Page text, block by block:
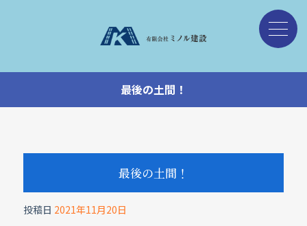
最後の土間！
最後の土間！
投稿日 2021年11月20日